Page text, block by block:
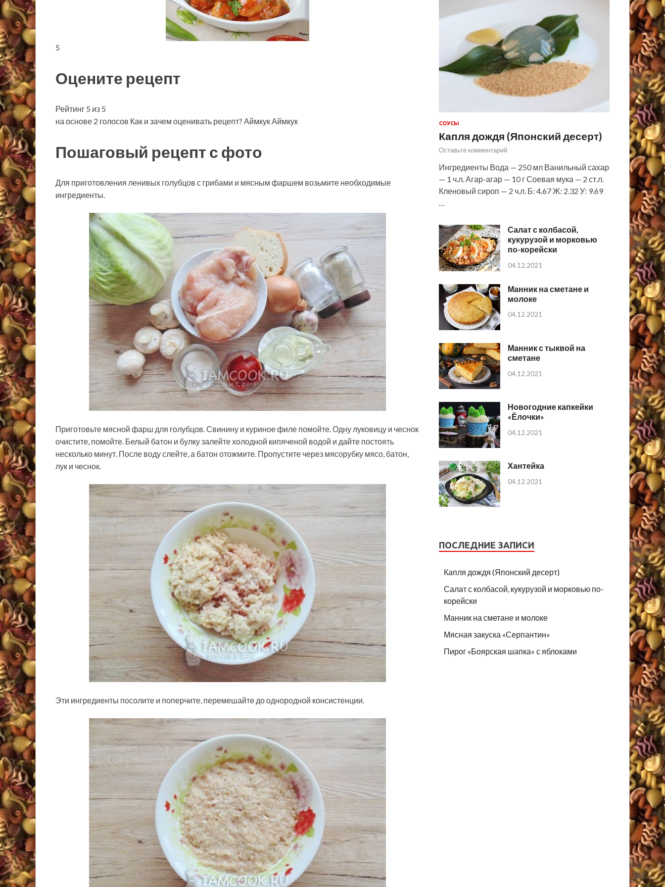
5
Оцените рецепт
Рейтинг 5 из 5
на основе 2 голосов Как и зачем оценивать рецепт? Аймкук Аймкук
Пошаговый рецепт с фото
Для приготовления ленивых голубцов с грибами и мясным фаршем возьмите необходимые
ингредиенты.
Приготовьте мясной фарш для голубцов. Свинину и куриное филе помойте. Одну луковицу и чеснок
очистите, помойте. Белый батон и булку залейте холодной кипяченой водой и дайте постоять
несколько минут. После воду слейте, а батон отожмите. Пропустите через мясорубку мясо, батон,
лук и чеснок.
Эти ингредиенты посолите и поперчите, перемешайте до однородной консистенции.
СОУСЫ
Капля дождя (Японский десерт)
Оставьте комментарий
Ингредиенты Вода — 250 мл Ванильный сахар
— 1 ч.л. Агар-агар — 10 г Соевая мука — 2 ст.л.
Кленовый сироп — 2 ч.л. Б: 4.67 Ж: 2.32 У: 9.69
…
Салат с колбасой,
кукурузой и морковью
по-корейски
04.12.2021
Манник на сметане и
молоке
04.12.2021
Манник с тыквой на
сметане
04.12.2021
Новогодние капкейки
«Ёлочки»
04.12.2021
Хантейка
04.12.2021
ПОСЛЕДНИЕ ЗАПИСИ
Капля дождя (Японский десерт)
Салат с колбасой, кукурузой и морковью по-
корейски
Манник на сметане и молоке
Мясная закуска «Серпантин»
Пирог «Боярская шапка» с яблоками